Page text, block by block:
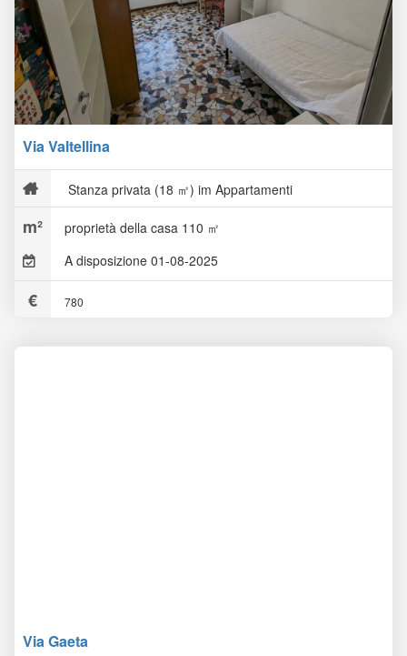
Via Valtellina
Stanza privata (18 ㎡) im Appartamenti
proprietà della casa 110 ㎡
A disposizione 01-08-2025
780
Via Gaeta